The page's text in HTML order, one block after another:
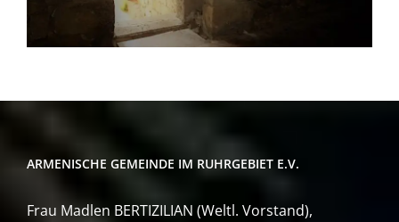
ARMENISCHE GEMEINDE IM RUHRGEBIET E.V.
Frau Madlen BERTIZILIAN (Weltl. Vorstand),